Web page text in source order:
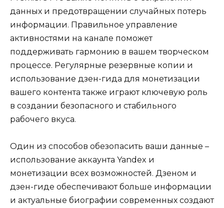
данных и предотвращении случайных потерь
информации. Правильное управление
активностями на канале поможет
поддерживать гармонию в вашем творческом
процессе. Регулярные резервные копии и
использование дзен-гида для монетизации
вашего контента также играют ключевую роль
в создании безопасного и стабильного
рабочего вкуса.
Один из способов обезопасить ваши данные –
использование аккаунта Yandex и
монетизации всех возможностей. Дзеном и
дзен-гиде обеспечивают больше информации
и актуальные биографии современных создают